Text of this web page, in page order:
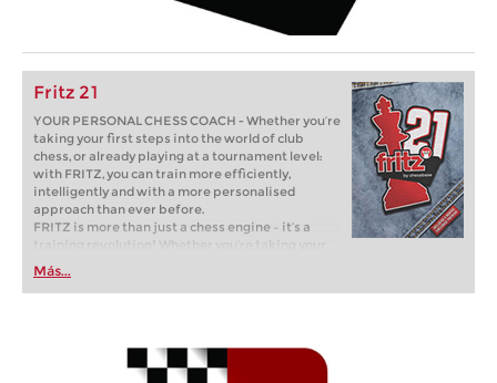
Fritz 21
YOUR PERSONAL CHESS COACH - Whether you’re
taking your first steps into the world of club
chess, or already playing at a tournament level:
with FRITZ, you can train more efficiently,
intelligently and with a more personalised
approach than ever before.
FRITZ is more than just a chess engine – it’s a
training revolution! Whether you’re taking your
first steps into the world of club chess, or already
playing at a tournament level: with FRITZ, you can
train more efficiently, intelligently and with a
Más...